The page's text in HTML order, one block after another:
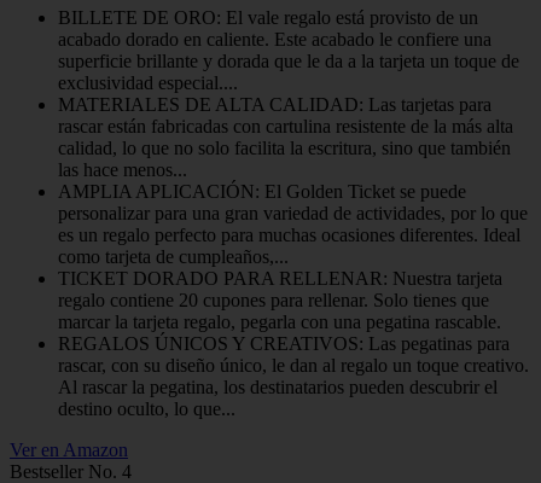
BILLETE DE ORO: El vale regalo está provisto de un
acabado dorado en caliente. Este acabado le confiere una
superficie brillante y dorada que le da a la tarjeta un toque de
exclusividad especial....
MATERIALES DE ALTA CALIDAD: Las tarjetas para
rascar están fabricadas con cartulina resistente de la más alta
calidad, lo que no solo facilita la escritura, sino que también
las hace menos...
AMPLIA APLICACIÓN: El Golden Ticket se puede
personalizar para una gran variedad de actividades, por lo que
es un regalo perfecto para muchas ocasiones diferentes. Ideal
como tarjeta de cumpleaños,...
TICKET DORADO PARA RELLENAR: Nuestra tarjeta
regalo contiene 20 cupones para rellenar. Solo tienes que
marcar la tarjeta regalo, pegarla con una pegatina rascable.
REGALOS ÚNICOS Y CREATIVOS: Las pegatinas para
rascar, con su diseño único, le dan al regalo un toque creativo.
Al rascar la pegatina, los destinatarios pueden descubrir el
destino oculto, lo que...
Ver en Amazon
Bestseller No. 4